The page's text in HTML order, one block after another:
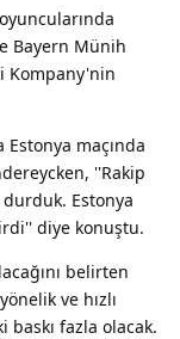
Bayern Münih
Kompany'nin
maçında
''Rakip
Estonya
diye konuştu.
belirten
ve hızlı
fazla olacak.